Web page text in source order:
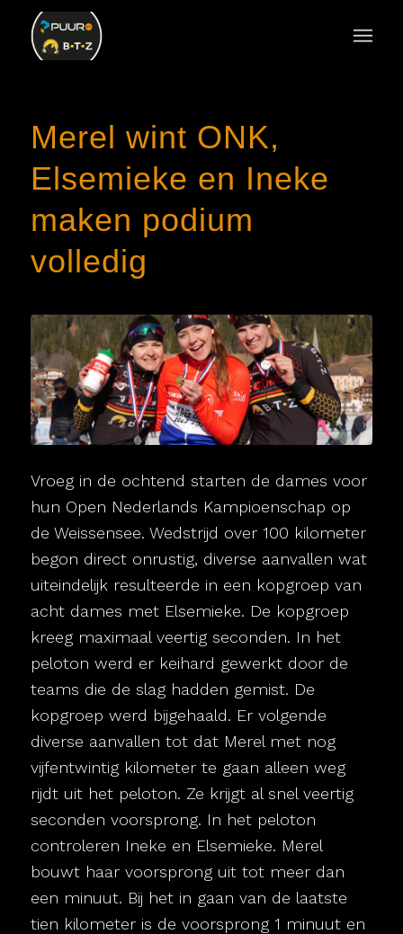
Merel wint ONK,
Elsemieke en Ineke
maken podium
volledig
Vroeg in de ochtend starten de dames voor
hun Open Nederlands Kampioenschap op
de Weissensee. Wedstrijd over 100 kilometer
begon direct onrustig, diverse aanvallen wat
uiteindelijk resulteerde in een kopgroep van
acht dames met Elsemieke. De kopgroep
kreeg maximaal veertig seconden. In het
peloton werd er keihard gewerkt door de
teams die de slag hadden gemist. De
kopgroep werd bijgehaald. Er volgende
diverse aanvallen tot dat Merel met nog
vijfentwintig kilometer te gaan alleen weg
rijdt uit het peloton. Ze krijgt al snel veertig
seconden voorsprong. In het peloton
controleren Ineke en Elsemieke. Merel
bouwt haar voorsprong uit tot meer dan
een minuut. Bij het in gaan van de laatste
tien kilometer is de voorsprong 1 minuut en